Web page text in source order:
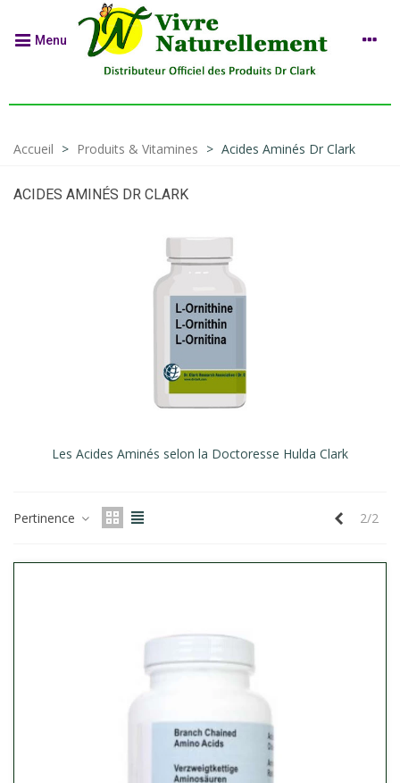
Menu
Accueil > Produits & Vitamines > Acides Aminés Dr Clark
ACIDES AMINÉS DR CLARK
Les Acides Aminés selon la Doctoresse Hulda Clark
Pertinence 2/2